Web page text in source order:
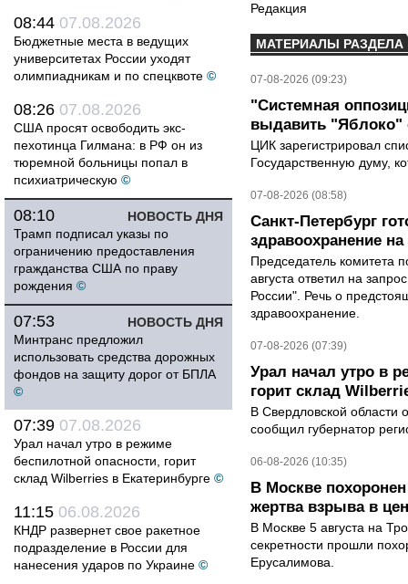
08:44 07.08.2026
Бюджетные места в ведущих
университетах России уходят
олимпиадникам и по спецквоте ©
08:26 07.08.2026
США просят освободить экс-
пехотинца Гилмана: в РФ он из
тюремной больницы попал в
психиатрическую ©
НОВОСТЬ ДНЯ
08:10
Трамп подписал указы по
ограничению предоставления
гражданства США по праву
рождения ©
НОВОСТЬ ДНЯ
07:53
Минтранс предложил
использовать средства дорожных
фондов на защиту дорог от БПЛА
©
07:39 07.08.2026
Урал начал утро в режиме
беспилотной опасности, горит
склад Wilberries в Екатеринбурге ©
11:15 06.08.2026
КНДР развернет свое ракетное
подразделение в России для
нанесения ударов по Украине ©
Редакция
МАТЕРИАЛЫ РАЗДЕЛА
07-08-2026 (09:23)
"Системная
выдавить "Яблоко"
ЦИК зарегистрировал
Государственную думу,
07-08-2026 (08:58)
Санкт-Петербург
здравоохранение на
Председатель комитета
августа ответил на
России". Речь о
здравоохранение.
07-08-2026 (07:39)
Урал начал утро в
горит склад
В Свердловской области
сообщил губернатор
06-08-2026 (10:35)
В Москве
жертва взрыва в
В Москве 5 августа на
секретности прошли
Ерусалимова.